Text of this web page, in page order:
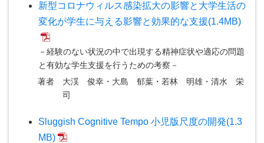
新型コロナウィルス感染拡大の影響と大学生活の
変化が学生に与える影響と効果的な支援(1.4MB)
－経験のない状況の中で出現する精神症状や適応の問題
と有効な学生支援を行うための考察－
著者
大渓 俊幸・大島 郁葉・若林 明雄・清水 栄
司
Sluggish Cognitive Tempo 小児版尺度の開発(1.3
MB)